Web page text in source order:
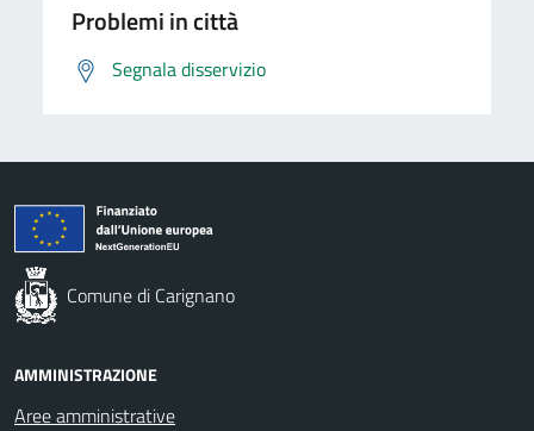
Problemi in città
Segnala disservizio
Comune di Carignano
AMMINISTRAZIONE
Aree amministrative